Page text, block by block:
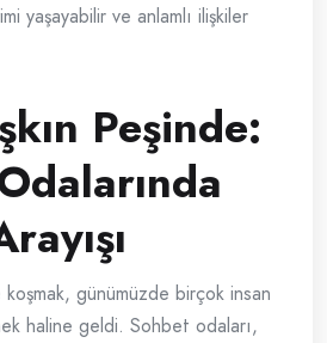
yaşayabilir ve anlamlı ilişkiler
Peşinde:
koşmak, günümüzde birçok insan
haline geldi. Sohbet odaları,